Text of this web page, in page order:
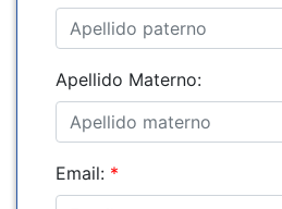
Apellido Materno:
Email: *